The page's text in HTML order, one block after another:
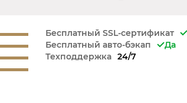
Бесплатный SSL-сертификат
Бесплатный авто-бэкап
Да
Техподдержка 24/7